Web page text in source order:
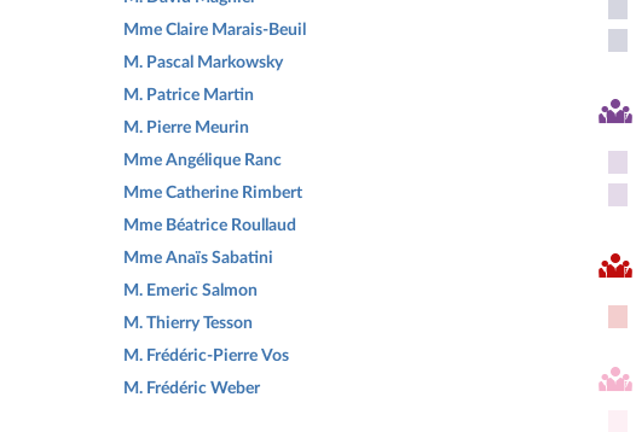
Mme Claire Marais-Beuil
M. Pascal Markowsky
M. Patrice Martin
M. Pierre Meurin
Mme Angélique Ranc
Mme Catherine Rimbert
Mme Béatrice Roullaud
Mme Anaïs Sabatini
M. Emeric Salmon
M. Thierry Tesson
M. Frédéric-Pierre Vos
M. Frédéric Weber